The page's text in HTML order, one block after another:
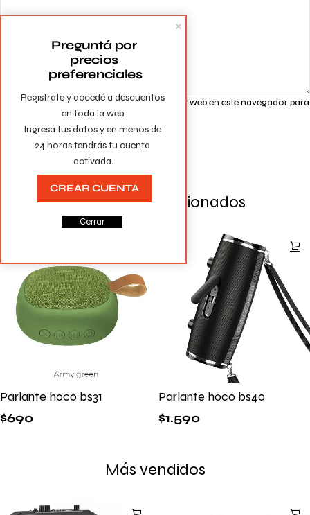
Guarda mi nombre, correo electrónico y web en este navegador para
la próxima vez que comente.
Productos Relacionados
Parlante hoco bs31
$690
Parlante hoco bs40
$1.590
Más vendidos
Registrate y accedé a descuentos
en toda la web.
Ingresá tus datos y en menos de
24 horas tendrás tu cuenta
activada.
Preguntá por
precios
preferenciales
CREAR CUENTA
Cerrar